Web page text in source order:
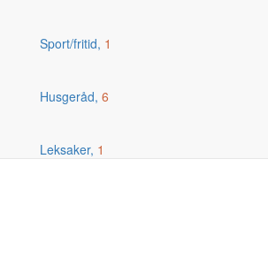
Sport/fritid, 1
Husgeråd, 6
Leksaker, 1